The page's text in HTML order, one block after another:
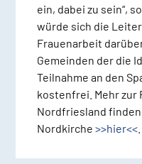
ein, dabei zu sein“,
würde sich die
Frauenarbeit
Gemeinden der die
Teilnahme an den
kostenfrei. Mehr zur
Nordfriesland
Nordkirche >>hier<<.